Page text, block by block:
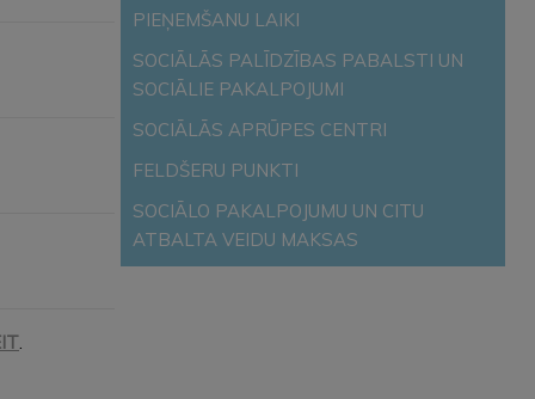
.
PIEŅEMŠANU LAIKI
SOCIĀLĀS PALĪDZĪBAS PABALSTI UN
SOCIĀLIE PAKALPOJUMI
SOCIĀLĀS APRŪPES CENTRI
FELDŠERU PUNKTI
SOCIĀLO PAKALPOJUMU UN CITU
ATBALTA VEIDU MAKSAS